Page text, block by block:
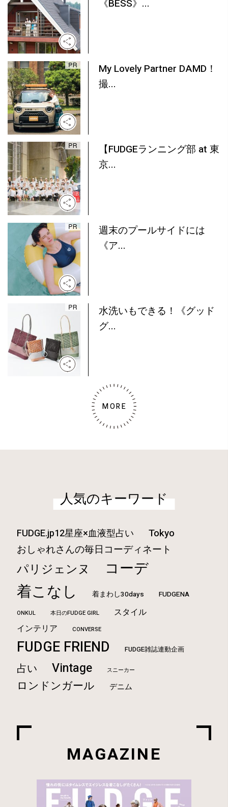
《BESS》...
My Lovely Partner DAMD！
撮...
【FUDGEランニング部 at 東
京...
週末のプールサイドには
《ア...
水洗いもできる！《グッド
グ...
MORE
人気のキーワード
FUDGE.jp12星座×血液型占い
Tokyo
おしゃれさんの毎日コーディネート
パリジェンヌ コーデ
着こなし 着まわし30days FUDGENA
ONKUL 本日のFUDGE GIRL
スタイル
インテリア
CONVERSE
FUDGE FRIEND FUDGE雑誌連動企画
占い Vintage スニーカー
ロンドンガール デニム
MAGAZINE